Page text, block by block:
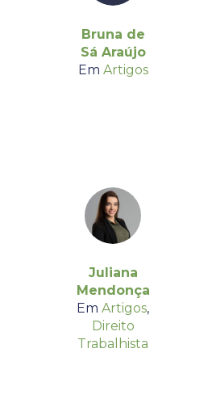
Bruna de
Sá Araújo
Em Artigos
Juliana
Mendonça
Em Artigos,
Direito
Trabalhista